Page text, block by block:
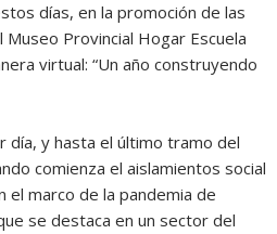
días, en la promoción de las
Provincial Hogar Escuela
virtual: “Un año construyendo
día, y hasta el último tramo del
comienza el aislamientos social
marco de la pandemia de
se destaca en un sector del